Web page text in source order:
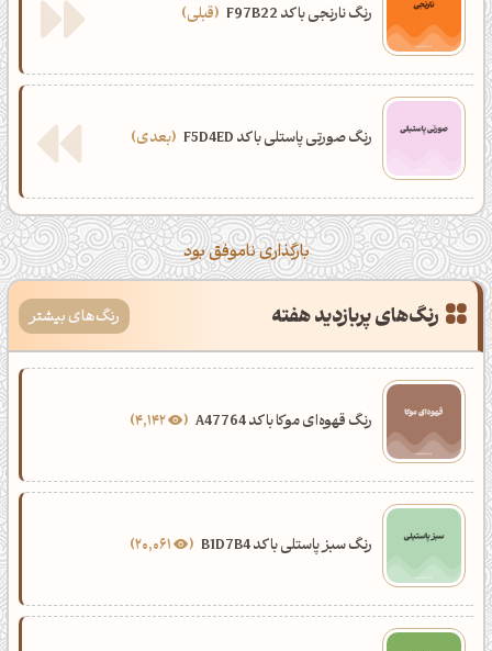
رنگ نارنجی با کد F97B22 قبلی
رنگ صورتی پاستلی با کد F5D4ED بعدی
بارگذاری ناموفق بود
رنگ‌های پربازدید هفته رنگ‌های بیشتر
رنگ قهوه‌ای موکا با کد A47764 4,142
رنگ سبز پاستلی با کد B1D7B4